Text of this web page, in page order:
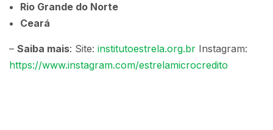
Rio Grande do Norte
Ceará
– Saiba mais: Site: institutoestrela.org.br Instagram:
https://www.instagram.com/estrelamicrocredito